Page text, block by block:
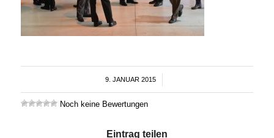
9. JANUAR 2015
/
Noch keine Bewertungen
Eintrag teilen